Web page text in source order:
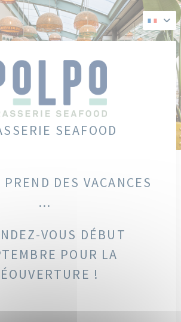
en matière de cookies
une nouvelle fenêtre))
((ouvre une nouvelle fenêtre))
SEAFOOD
DES VACANCES
...
VOUS DÉBUT
POUR LA
!